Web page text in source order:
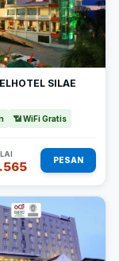
SILAE
📶 WiFi Gratis
PESAN